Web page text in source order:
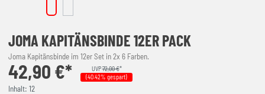
JOMA KAPITÄNSBINDE 12ER PACK
Joma Kapitänsbinde im 12er Set in 2x 6 Farben.
42,90 €* UVP72,00 €*
(40.42% gespart)
Inhalt: 12